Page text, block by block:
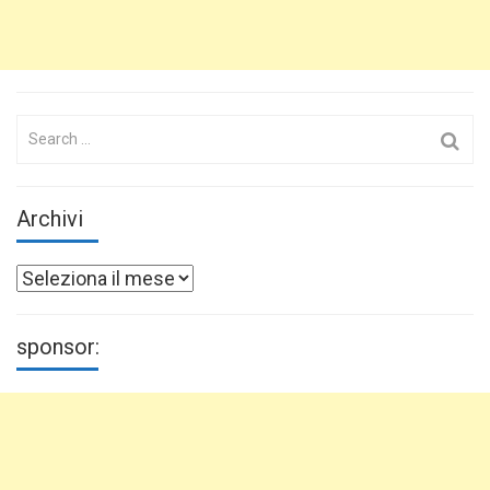
Search
Archivi
Archivi
sponsor: